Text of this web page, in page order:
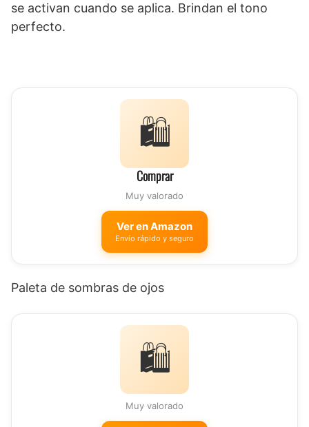
se activan cuando se aplica. Brindan el tono
perfecto.
🛍️
Comprar
Muy valorado
Ver en Amazon
Envío rápido y seguro
Paleta de sombras de ojos
🛍️
Muy valorado